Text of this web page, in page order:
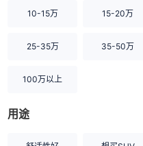
10-15万 15-20万
25-35万 35-50万
100万以上
用途